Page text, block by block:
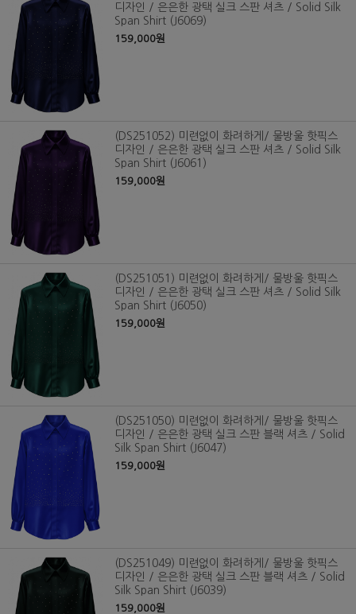
디자인 / 은은한 광택 실크 스판 셔츠 / Solid Silk
Span Shirt (J6069)
159,000원
(DS251052) 미련없이 화려하게/ 물방울 핫픽스
디자인 / 은은한 광택 실크 스판 셔츠 / Solid Silk
Span Shirt (J6061)
159,000원
(DS251051) 미련없이 화려하게/ 물방울 핫픽스
디자인 / 은은한 광택 실크 스판 셔츠 / Solid Silk
Span Shirt (J6050)
159,000원
(DS251050) 미련없이 화려하게/ 물방울 핫픽스
디자인 / 은은한 광택 실크 스판 블랙 셔츠 / Solid
Silk Span Shirt (J6047)
159,000원
(DS251049) 미련없이 화려하게/ 물방울 핫픽스
디자인 / 은은한 광택 실크 스판 블랙 셔츠 / Solid
Silk Span Shirt (J6039)
159,000원